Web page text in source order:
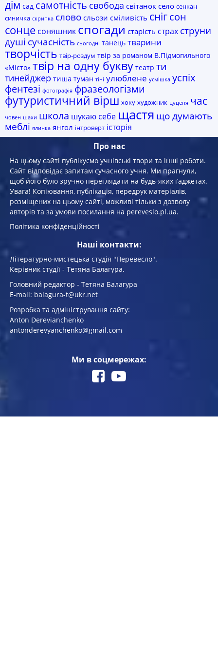
дім сад самотність свобода світанок село сенкан
синичка скрипка слово сльози сміливість снігсон
сонце соняшник спогади старість страх струни
душі сучасність сьогодні танець тварини
творчість твір-роздум твір за романом В.Підмогильного
«Місто» твір на одну букву театр ти
тинейджер тиша туман тіні улюблене усмішка успіх
фентезі фотографія фразеологізми
футуристичний вірш хоку художник цуценя час
човен шахи школа шукаю себе щастя що думають
меблі ялинка янгол інтроверт історія
Про нас
На цьому сайті публікуємо учнівські твори та інші роботи.
Сайт відповідає запитам сучасного учня. Ми прагнули,
щоб його було зручно переглядати на будь-яких ґаджетах.
Увага! Копiювання, публiкацiя, передрук матеріалів,
розміщених на цьому сайті, можливі тільки з дозволу
авторів та за умови посилання на pereveslo.pl.ua.
Політика конфіденційності
Наші контакти:
Літературно-мистецька студія "Перевесло".
Керівник студії - Тетяна Балагура.
Головний редактор - Тетяна Балагура
E-mail: balagura-t@ukr.net
Розробка та адміністрування сайту:
Anton Derevianchenko
antonderevyanchenko@gmail.com
Ми в соцмережах: